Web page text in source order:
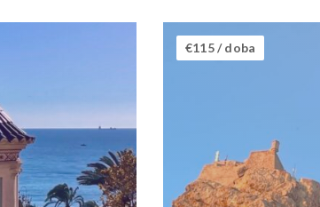
€115/ doba